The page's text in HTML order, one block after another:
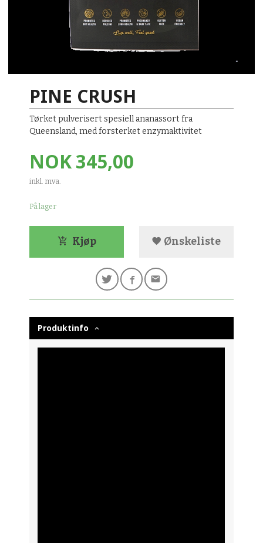
PINE CRUSH
Tørket pulverisert spesiell ananassort fra
Queensland, med forsterket enzymaktivitet
Pris
NOK345,00
inkl. mva.
På lager
Kjøp Ønskeliste
Produktinfo